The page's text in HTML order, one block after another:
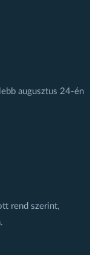
augusztus 24-én
rend szerint,